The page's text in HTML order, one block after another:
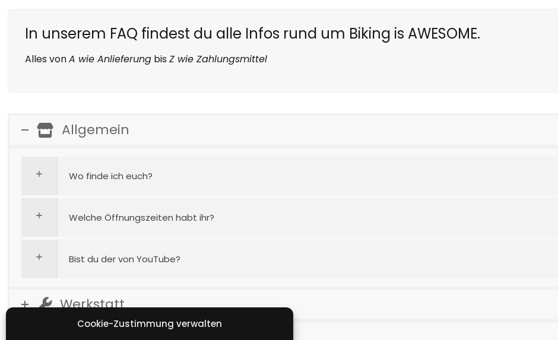
Cookie-Zustimmung verwalten
In unserem FAQ findest du alle Infos rund um Biking is AWESOME.
Alles vonA wie Anlieferung bisZ wie Zahlungsmittel
Allgemein
Wo finde ich euch?
Welche Öffnungszeiten habt ihr?
Bist du der von YouTube?
Werkstatt